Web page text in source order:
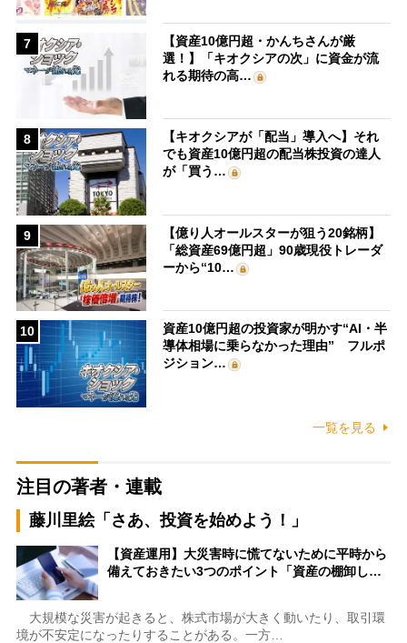
7
【資産10億円超・かんちさんが厳
選！】「キオクシアの次」に資金が流
れる期待の高…
8
【キオクシアが「配当」導入へ】それ
でも資産10億円超の配当株投資の達人
が「買う…
9
【億り人オールスターが狙う20銘柄】
「総資産69億円超」90歳現役トレーダ
ーから“10…
10
資産10億円超の投資家が明かす“AI・半
導体相場に乗らなかった理由” フルポ
ジション…
一覧を見る
注目の著者・連載
藤川里絵「さあ、投資を始めよう！」
【資産運用】大災害時に慌てないために平時から
備えておきたい3つのポイント「資産の棚卸し…
大規模な災害が起きると、株式市場が大きく動いたり、取引環
境が不安定になったりすることがある。一方…